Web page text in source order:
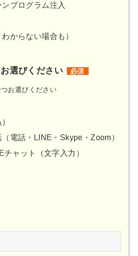
プログラム注入
からない場合も）
選びください 必須
お選びください
（電話・LINE・Skype・Zoom）
チャット（文字入力）